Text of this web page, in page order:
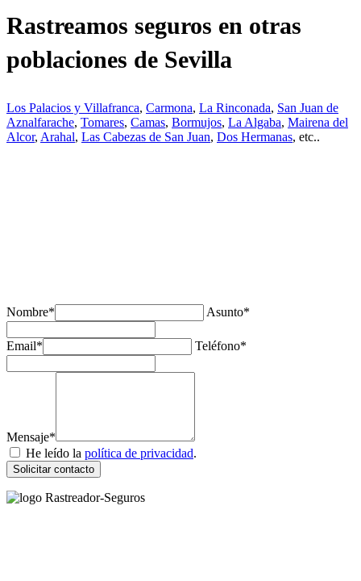
Rastreamos seguros en otras
poblaciones de Sevilla
Los Palacios y Villafranca, Carmona, La Rinconada, San Juan de
Aznalfarache, Tomares, Camas, Bormujos, La Algaba, Mairena del
Alcor, Arahal, Las Cabezas de San Juan, Dos Hermanas, etc..
Nombre* Asunto*
Email* Teléfono*
Mensaje*
He leído la política de privacidad.
Solicitar contacto